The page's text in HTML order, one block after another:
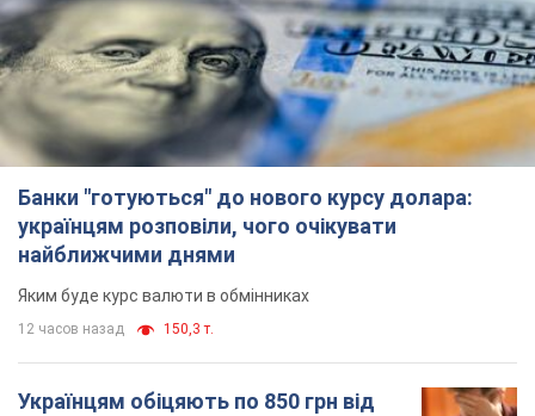
Банки "готуються" до нового курсу долара:
українцям розповіли, чого очікувати
найближчими днями
Яким буде курс валюти в обмінниках
12 часов назад 150,3 т.
Українцям обіцяють по 850 грн від